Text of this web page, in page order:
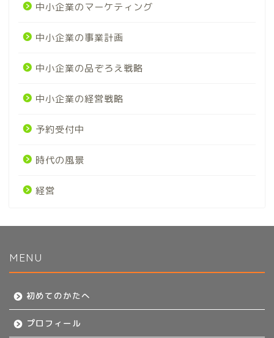
中小企業のマーケティング
中小企業の事業計画
中小企業の品ぞろえ戦略
中小企業の経営戦略
予約受付中
時代の風景
経営
MENU
初めてのかたへ
プロフィール